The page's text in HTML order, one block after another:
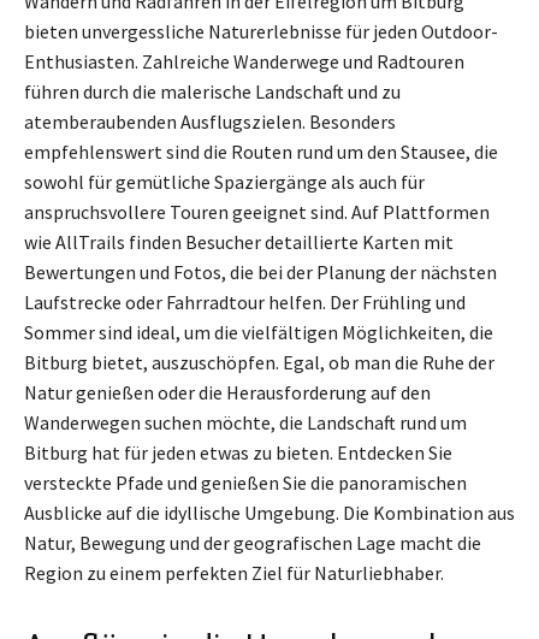
bieten unvergessliche Naturerlebnisse für jeden Outdoor-
Enthusiasten. Zahlreiche Wanderwege und Radtouren
führen durch die malerische Landschaft und zu
atemberaubenden Ausflugszielen. Besonders
empfehlenswert sind die Routen rund um den Stausee, die
sowohl für gemütliche Spaziergänge als auch für
anspruchsvollere Touren geeignet sind. Auf Plattformen
wie AllTrails finden Besucher detaillierte Karten mit
Bewertungen und Fotos, die bei der Planung der nächsten
Laufstrecke oder Fahrradtour helfen. Der Frühling und
Sommer sind ideal, um die vielfältigen Möglichkeiten, die
Bitburg bietet, auszuschöpfen. Egal, ob man die Ruhe der
Natur genießen oder die Herausforderung auf den
Wanderwegen suchen möchte, die Landschaft rund um
Bitburg hat für jeden etwas zu bieten. Entdecken Sie
versteckte Pfade und genießen Sie die panoramischen
Ausblicke auf die idyllische Umgebung. Die Kombination aus
Natur, Bewegung und der geografischen Lage macht die
Region zu einem perfekten Ziel für Naturliebhaber.